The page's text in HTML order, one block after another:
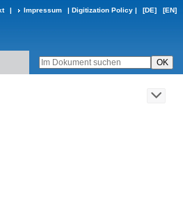
| Impressum | Digitization Policy | [DE] [EN]